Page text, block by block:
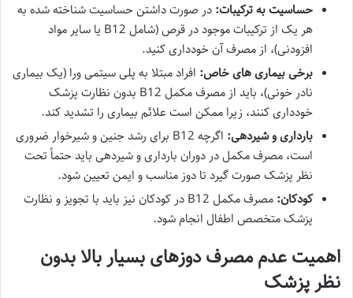
حساسیت به ترکیبات: در صورت داشتن حساسیت شناخته شده به
هر یک از ترکیبات موجود در قرص (شامل B12 یا سایر مواد
افزودنی)، از مصرف آن خودداری کنید.
برخی بیماری های خاص: افراد مبتلا به پلی سیتمی ورا (یک بیماری
نادر خونی)، باید از مصرف مکمل B12 بدون نظارت پزشک
خودداری کنند، زیرا ممکن است علائم بیماری را تشدید کند.
بارداری و شیردهی:
اگرچه B12 برای رشد جنین و شیرخوار ضروری
است، مصرف مکمل در دوران بارداری و شیردهی باید حتماً تحت
نظر پزشک صورت گیرد تا دوز مناسب و ایمن تعیین شود.
کودکان:
مصرف مکمل B12 در کودکان نیز باید با تجویز و نظارت
پزشک متخصص اطفال انجام شود.
اهمیت عدم مصرف دوزهای بسیار بالا بدون
نظر پزشک